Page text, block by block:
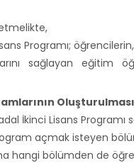
Programı;
sağlayan eğitim
Oluşturulması
İkinci Lisans
açmak isteyen
hangi bölümden de